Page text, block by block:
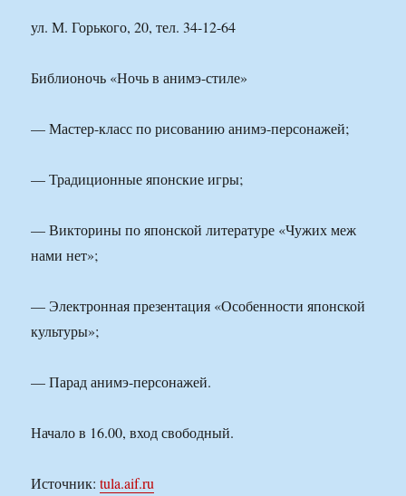
ул. М. Горького, 20, тел. 34-12-64
Библионочь «Ночь в анимэ-стиле»
— Мастер-класс по рисованию анимэ-персонажей;
— Традиционные японские игры;
— Викторины по японской литературе «Чужих меж
нами нет»;
— Электронная презентация «Особенности японской
культуры»;
— Парад анимэ-персонажей.
Начало в 16.00, вход свободный.
Источник:tula.aif.ru